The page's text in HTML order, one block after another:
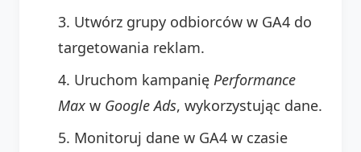
Utwórz grupy odbiorców w GA4 do
targetowania reklam.
Uruchom kampanię Performance
Max w Google Ads, wykorzystując dane.
Monitoruj dane w GA4 w czasie